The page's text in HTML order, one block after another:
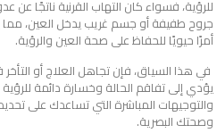
للرؤية، فسواء كان التهاب القرنية ناتجًا عن
جروح طفيفة أو جسم غريب يدخل العين،
أمرًا حيويًا للحفاظ على صحة العين والرؤية.
في هذا السياق، فإن تجاهل العلاج أو
يؤدي إلى تفاقم الحالة وخسارة دائمة
والتوجيهات المباشرة التي تساعدك على
وصحتك البصرية.